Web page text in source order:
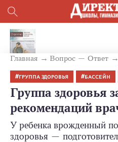
Главная Вопрос — Ответ
ГРУППА ЗДОРОВЬЯ БАССЕЙН
Группа здоровья
рекомендаций
У ребенка врожденный
здоровья —